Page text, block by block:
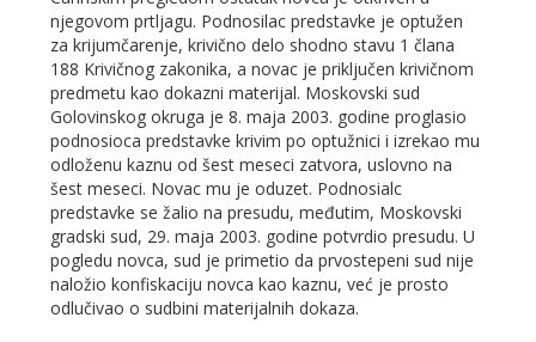
njegovom prtljagu. Podnosilac predstavke je optužen
za krijumčarenje, krivično delo shodno stavu 1 člana
188 Krivičnog zakonika, a novac je priključen krivičnom
predmetu kao dokazni materijal. Moskovski sud
Golovinskog okruga je 8. maja 2003. godine proglasio
podnosioca predstavke krivim po optužnici i izrekao mu
odloženu kaznu od šest meseci zatvora, uslovno na
šest meseci. Novac mu je oduzet. Podnosialc
predstavke se žalio na presudu, međutim, Moskovski
gradski sud, 29. maja 2003. godine potvrdio presudu. U
pogledu novca, sud je primetio da prvostepeni sud nije
naložio konfiskaciju novca kao kaznu, već je prosto
odlučivao o sudbini materijalnih dokaza.